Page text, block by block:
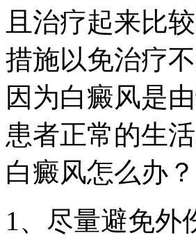
且治疗起来比
措施以免治疗
因为白癜风是
患者正常的生
白癜风怎么办？
1、尽量避免外